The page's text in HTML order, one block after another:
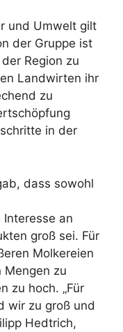
und Umwelt gilt
der Gruppe ist
Region zu
Landwirten ihr
zu
in der
dass sowohl
an
groß sei. Für
Molkereien
Mengen zu
zu hoch. „Für
wir zu groß und
Hedtrich,